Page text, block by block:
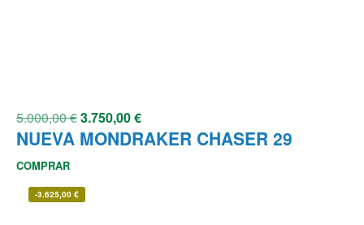
5.000,00€3.750,00€
NUEVA MONDRAKER CHASER 29
COMPRAR
-3.625,00 €